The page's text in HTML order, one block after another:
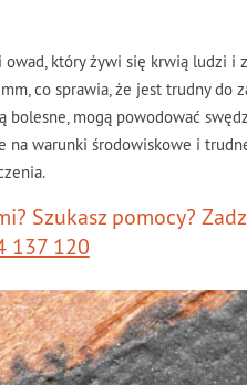
owad, który żywi się krwią ludzi i
co sprawia, że jest trudny do
mogą powodować
na warunki środowiskowe i
Szukasz pomocy?
137 120